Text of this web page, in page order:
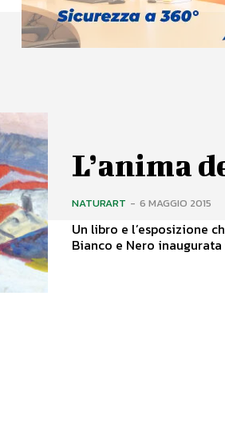
L’anima
NATURART - 6 MAGGIO 2015
Un libro e l’esposizione che
Bianco e Nero